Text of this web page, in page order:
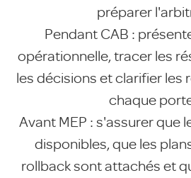
préparer
Pendant CAB :
opérationnelle, tracer les
les décisions et clarifier les
chaque
Avant MEP : s'assurer que
disponibles, que les
rollback sont attachés et